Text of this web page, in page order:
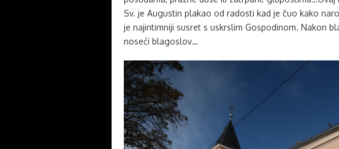
Sv. je Augustin plakao od radosti kad je čuo kako
je najintimniji susret s uskrslim Gospodinom. Nakon
noseći blagoslov…